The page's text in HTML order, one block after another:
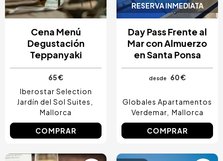
Cena Menú
Degustación
Teppanyaki
65 €
Iberostar Selection
Jardín del Sol Suites
Mallorca
COMPRAR
RESERVA INMEDIATA
Day Pass Frente al
Mar con Almuerzo
en Santa Ponsa
desde 60 €
Globales Apartamentos
Verdemar Mallorca
COMPRAR